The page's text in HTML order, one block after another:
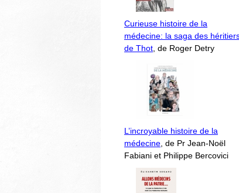
Curieuse histoire de la
médecine: la saga des
de Thot, de Roger Detry
L’incroyable histoire de la
médecine, de Pr Jean-Noël
Fabiani et Philippe Bercovici